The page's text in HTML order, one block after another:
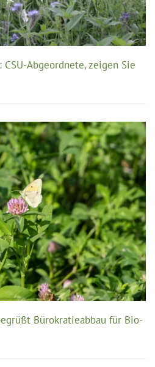
Abgeordnete, zeigen Sie
Bürokratieabbau für Bio-